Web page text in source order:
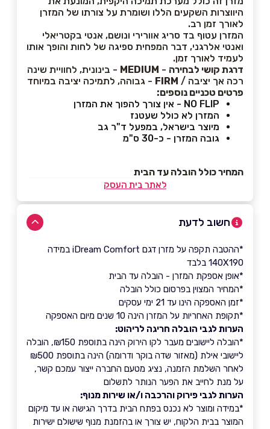
היווצרות השקעים הללו ושומרת על צורתו של המזרן
לאורך זמן רב.
המזרן עטוף בד סריג אוורירי ונושם, אנטי בקטריאלי
ואנטי אלרגני, דבר המפחית ספיגה של לחות והופך אותו
לעמיד לאורך זמן.
דרגת קושי לבחירה -
MEDIUM - בינונית, לחוויית שינה
רכה אך יציבה / FIRM - גבוהה, לתמיכה יציבה במיוחד
פרטים טכניים נוספים:
NO FLIP - אין צורך להפוך את המזרן
המזרן לא כולל שעטנז
מיוצר בישראל, במפעל ד"ר גב
גובה המזרן - כ-30 ס"מ
המחיר כולל הובלה עד הבית
לאתר בית העסק
חשוב לדעת
*ההטבה תקפה על מזרן דגם iDream Comfort במידה
140X190 בלבד
*אופן אספקת המזרן - הובלה עד הבית
*המחיר המצוין בפרסום כולל הובלה
*זמן האספקה הינו עד 21 ימי עסקים
*תקופת האחריות על המזרן הינה 10 שנים מיום האספקה
הערות לגבי הובלה חריגה לריהוט:
*הובלה ליישובים מעבר לקו הירוק הינה בתוספת ₪150, הובלה
ליישובי אילת (מאזור שדה בוקר ודרומה) הינה בתוספת ₪500
לאחר השלמת הזמנה, נציג מטעם החברה ייצור עמכם קשר,
על מנת לחייב את הפער הנותר לתשלום
הערות לגבי פירוק והרכבה ו/או שירות מנוף:
*במידה ומוצר לא נכנס בפתח הבית בדרך הגישה או עד מיקום
המוצר בבית הלקוח, יש צורך או בהזמנת מנוף שישולם ישירות